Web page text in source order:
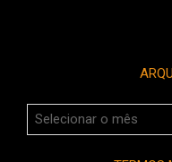
Arquivos
do